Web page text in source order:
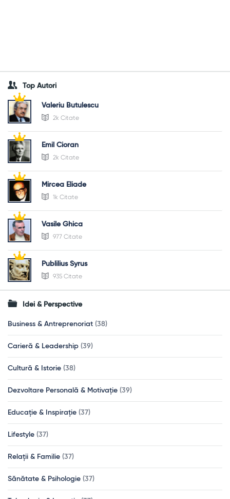
Top Autori
Valeriu Butulescu
2k Citate
Emil Cioran
2k Citate
Mircea Eliade
1k Citate
Vasile Ghica
977 Citate
Publilius Syrus
935 Citate
Idei & Perspective
Business & Antreprenoriat (38)
Carieră & Leadership (39)
Cultură & Istorie (38)
Dezvoltare Personală & Motivație (39)
Educație & Inspirație (37)
Lifestyle (37)
Relații & Familie (37)
Sănătate & Psihologie (37)